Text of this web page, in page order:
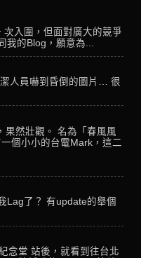
入圍，但面對廣大的競爭
我的Blog，願意為...
人員嚇到昏倒的圖片… 很
果然壯觀。 名為「春風風
個小小的台電Mark，這二
Lag了？ 有update的舉個
念堂 站後，就看到往台北